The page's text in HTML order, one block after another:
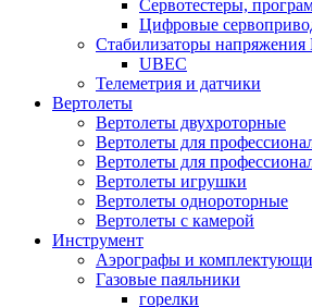
Сервотестеры,
Цифровые
Стабилизаторы напряжения
UBEC
Телеметрия и датчики
Вертолеты
Вертолеты двухроторные
Вертолеты для
Вертолеты для
Вертолеты игрушки
Вертолеты однороторные
Вертолеты с камерой
Инструмент
Аэрографы и
Газовые паяльники
горелки